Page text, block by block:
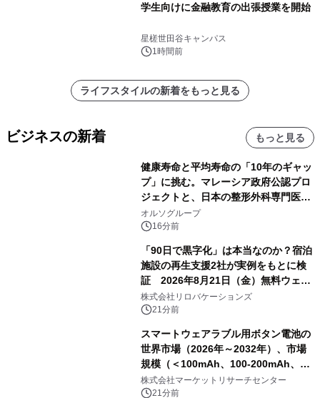
学生向けに金融教育の出張授業を開始
星槎世田谷キャンパス
1時間前
ライフスタイルの新着をもっと見る
ビジネスの新着 もっと見る
健康寿命と平均寿命の「10年のギャッ
プ」に挑む。マレーシア政府公認プロ
ジェクトと、日本の整形外科専門医が
サステナブルな「エシカル・ツバメの
巣」の共同臨床検証を開始
オルソグループ
16分前
「90日で黒字化」は本当なのか？宿泊
施設の再生支援2社が実例をもとに検
証 2026年8月21日（金）無料ウェビ
ナー開催
株式会社リロバケーションズ
21分前
スマートウェアラブル用ボタン電池の
世界市場（2026年～2032年）、市場
規模（＜100mAh、100-200mAh、＞
200mAh）・分析レポートを発表
株式会社マーケットリサーチセンター
21分前